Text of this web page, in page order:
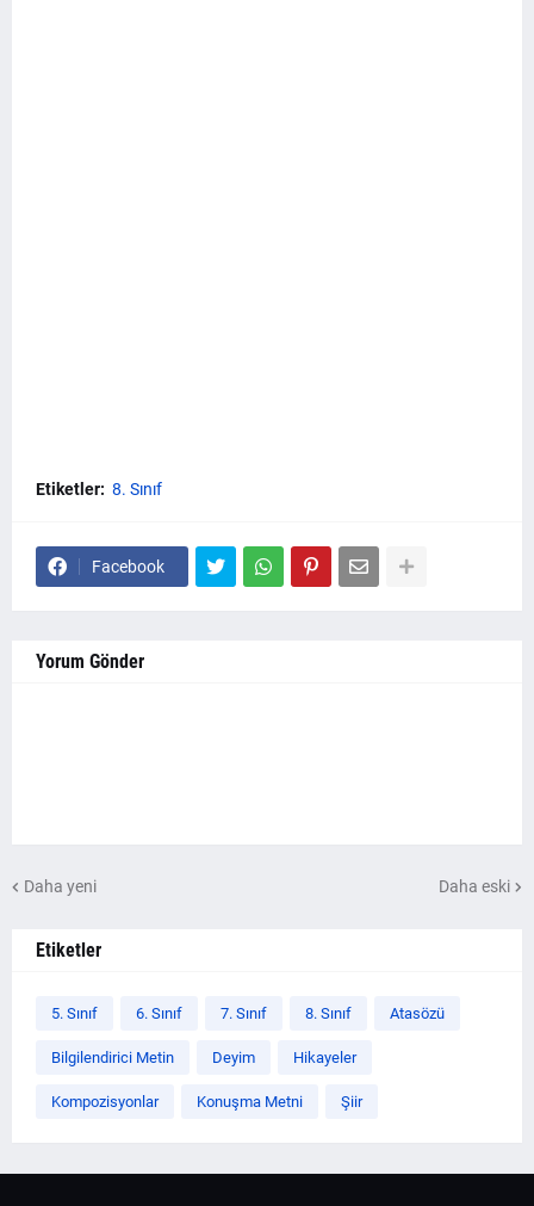
Etiketler: 8. Sınıf
Facebook
Yorum Gönder
Daha yeni Daha eski
Etiketler
5. Sınıf 6. Sınıf 7. Sınıf 8. Sınıf Atasözü
Bilgilendirici Metin Deyim Hikayeler
Kompozisyonlar Konuşma Metni Şiir